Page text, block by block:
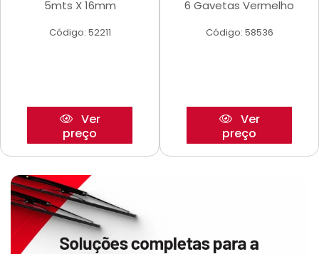
5mts X 16mm
Código: 52211
Ver
preço
6 Gavetas Vermelho
Código: 58536
Ver
preço